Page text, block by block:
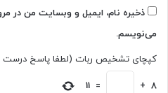
ذخیره نام، ایمیل و وبسایت من در
می‌نویسم.
کپچای تشخیص ربات (لطفا پاسخ درست
8
+
=
11